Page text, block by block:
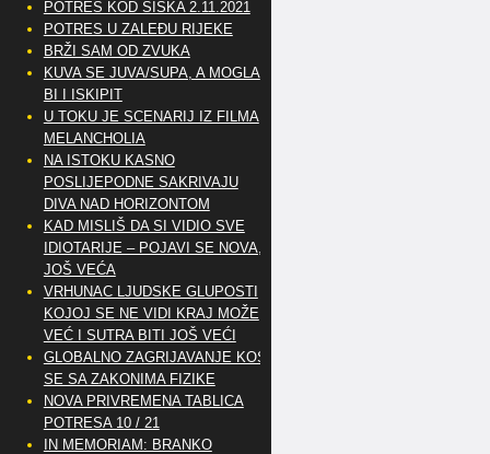
POTRES KOD SISKA 2.11.2021
POTRES U ZALEĐU RIJEKE
BRŽI SAM OD ZVUKA
KUVA SE JUVA/SUPA, A MOGLA
BI I ISKIPIT
U TOKU JE SCENARIJ IZ FILMA
MELANCHOLIA
NA ISTOKU KASNO
POSLIJEPODNE SAKRIVAJU
DIVA NAD HORIZONTOM
KAD MISLIŠ DA SI VIDIO SVE
IDIOTARIJE – POJAVI SE NOVA,..
JOŠ VEĆA
VRHUNAC LJUDSKE GLUPOSTI
KOJOJ SE NE VIDI KRAJ MOŽE
VEĆ I SUTRA BITI JOŠ VEĆI
GLOBALNO ZAGRIJAVANJE KOSI
SE SA ZAKONIMA FIZIKE
NOVA PRIVREMENA TABLICA
POTRESA 10 / 21
IN MEMORIAM: BRANKO